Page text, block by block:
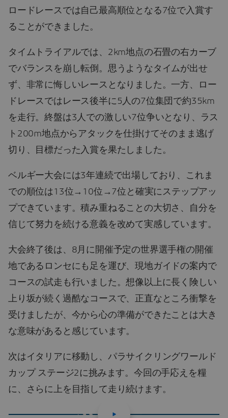
ロードレースでは自己最高順位となる7位で入賞す
ることができました。
タイムトライアルでは、2km地点の石畳の右カーブ
でバランスを崩し転倒。思うようなタイムが出せ
ず、非常に悔しいレースとなりました。一方、ロー
ドレースではレース後半に5人の7位集団で約35km
を走行。終盤は3人での激しい7位争いとなり、ラス
ト200m地点からアタックを仕掛けてそのまま逃げ
切り、目標だった入賞を果たしました。
ベルギー大会には3年連続で出場しており、これま
での順位は13位→10位→7位と確実にステップアッ
プできています。積み重ねることの大切さ、自分を
信じて努力を続ける意義を改めて実感しています。
大会終了後は、8月に開催予定の世界選手権の開催
地であるロンセにも足を運び、現地ガイドの案内で
コースの試走も行いました。想像以上に長く険しい
上り坂が続く過酷なコースで、正直なところ衝撃を
受けましたが、今から心の準備ができたことは大き
な意味があると感じています。
次はイタリアに移動し、パラサイクリングワールド
カップ ステージ2に挑みます。今回の手応えを糧
に、さらに上を目指して走り続けます。